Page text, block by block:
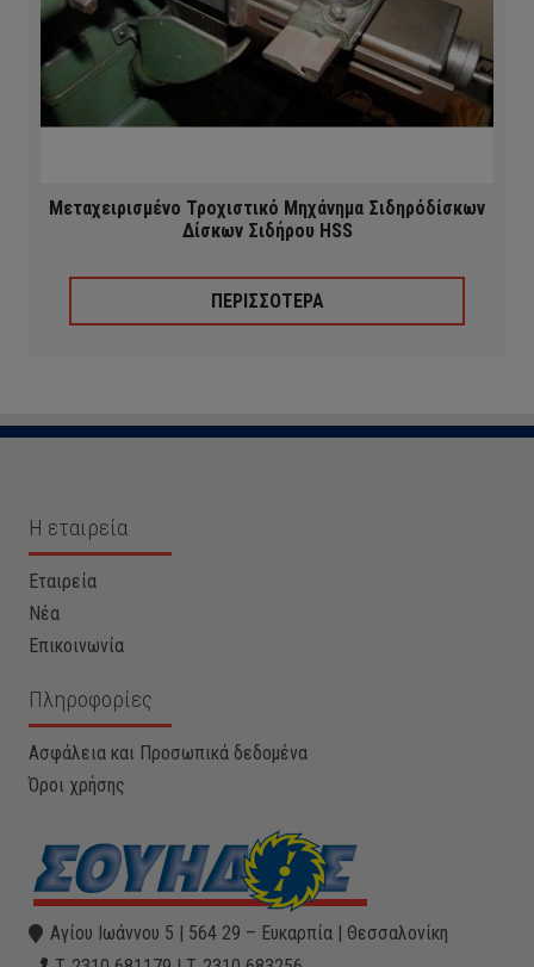
Μεταχειρισμένο Τροχιστικό Μηχάνημα Σιδηρόδίσκων
Δίσκων Σιδήρου HSS
ΠΕΡΙΣΣΟΤΕΡΑ
Η εταιρεία
Εταιρεία
Νέα
Επικοινωνία
Πληροφορίες
Ασφάλεια και Προσωπικά δεδομένα
Όροι χρήσης
Αγίου Ιωάννου 5 | 564 29 – Ευκαρπία | Θεσσαλονίκη